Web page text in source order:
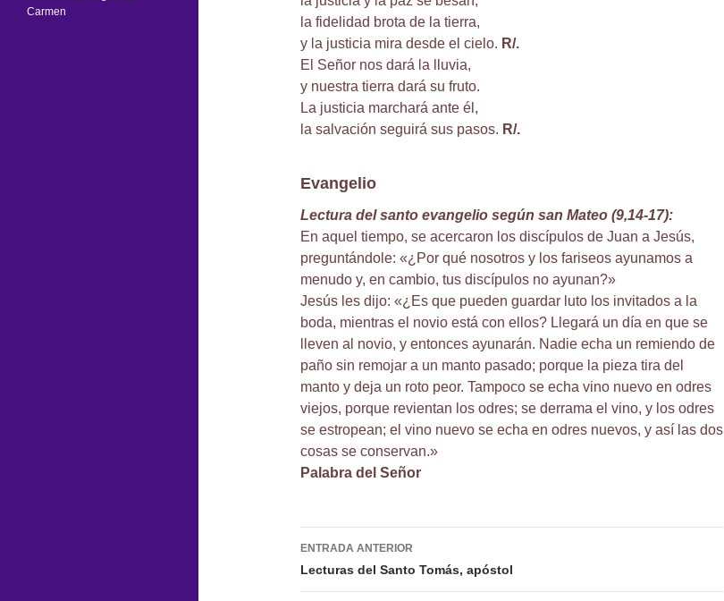
la fidelidad brota de la tierra,
y la justicia mira desde el cielo. R/.
El Señor nos dará la lluvia,
y nuestra tierra dará su fruto.
La justicia marchará ante él,
la salvación seguirá sus pasos. R/.
Evangelio
Lectura del santo evangelio según san Mateo (9,14-17):
En aquel tiempo, se acercaron los discípulos de Juan a Jesús,
preguntándole: «¿Por qué nosotros y los fariseos ayunamos a
menudo y, en cambio, tus discípulos no ayunan?»
Jesús les dijo: «¿Es que pueden guardar luto los invitados a la
boda, mientras el novio está con ellos? Llegará un día en que se
lleven al novio, y entonces ayunarán. Nadie echa un remiendo de
paño sin remojar a un manto pasado; porque la pieza tira del
manto y deja un roto peor. Tampoco se echa vino nuevo en odres
viejos, porque revientan los odres; se derrama el vino, y los odres
se estropean; el vino nuevo se echa en odres nuevos, y así las dos
cosas se conservan.»
Palabra del Señor
Navegación
de
ENTRADA ANTERIOR
Lecturas del Santo Tomás, apóstol
Carmen